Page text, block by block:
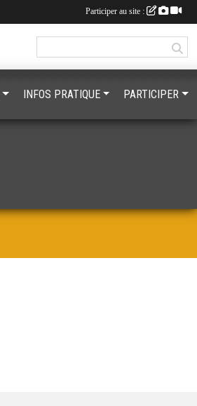
INFOS PRATIQUE PARTICIPER
Participer au site :